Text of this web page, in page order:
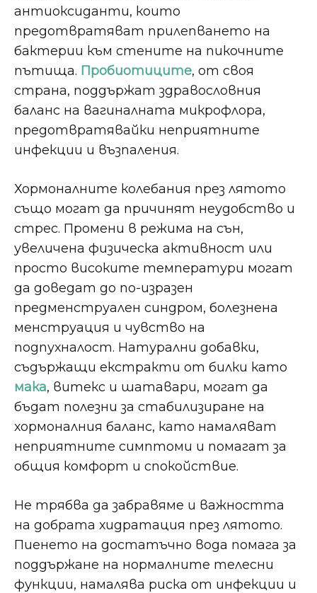
антиоксиданти, които
предотвратяват прилепването на
бактерии към стените на пикочните
пътища. Пробиотиците, от своя
страна, поддържат здравословния
баланс на вагиналната микрофлора,
предотвратявайки неприятните
инфекции и възпаления.
Хормоналните колебания през лятото
също могат да причинят неудобство и
стрес. Промени в режима на сън,
увеличена физическа активност или
просто високите температури могат
да доведат до по-изразен
предменструален синдром, болезнена
менструация и чувство на
подпухналост. Натурални добавки,
съдържащи екстракти от билки като
мака, витекс и шатавари, могат да
бъдат полезни за стабилизиране на
хормоналния баланс, като намаляват
неприятните симптоми и помагат за
общия комфорт и спокойствие.
Не трябва да забравяме и важността
на добрата хидратация през лятото.
Пиенето на достатъчно вода помага за
поддържане на нормалните телесни
функции, намалява риска от инфекции и